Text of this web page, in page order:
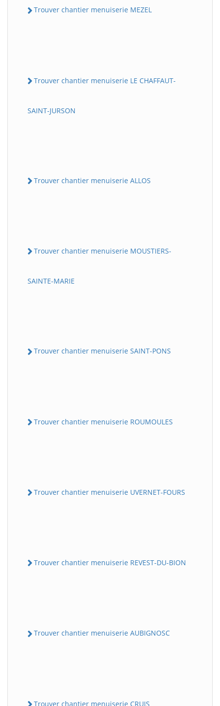
Trouver chantier menuiserie MEZEL
Trouver chantier menuiserie LE CHAFFAUT-
SAINT-JURSON
Trouver chantier menuiserie ALLOS
Trouver chantier menuiserie MOUSTIERS-
SAINTE-MARIE
Trouver chantier menuiserie SAINT-PONS
Trouver chantier menuiserie ROUMOULES
Trouver chantier menuiserie UVERNET-FOURS
Trouver chantier menuiserie REVEST-DU-BION
Trouver chantier menuiserie AUBIGNOSC
Trouver chantier menuiserie CRUIS